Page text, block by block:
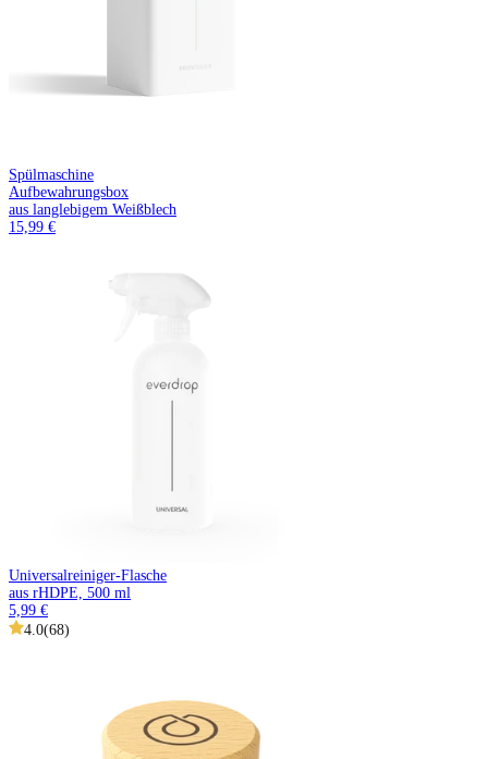
Spülmaschine
Aufbewahrungsbox
aus langlebigem Weißblech
15,99 €
Universalreiniger-Flasche
aus rHDPE, 500 ml
5,99 €
4.0(68)